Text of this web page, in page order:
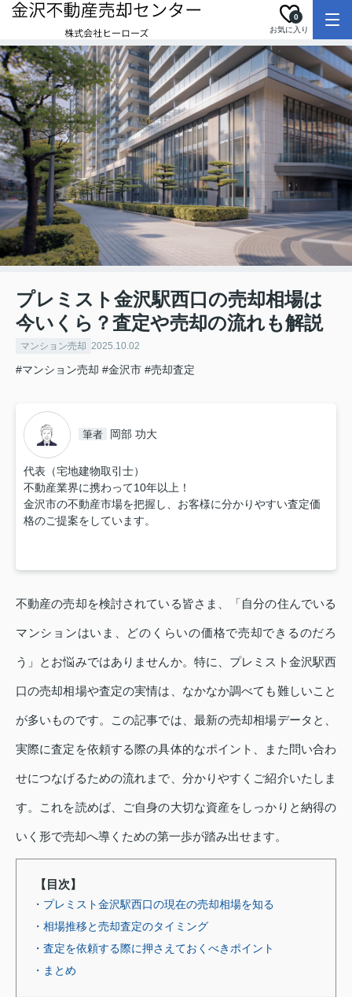
お気に入り
0
プレミスト金沢駅西口の売却相場は
今いくら？査定や売却の流れも解説
マンション売却 2025.10.02
#マンション売却 #金沢市 #売却査定
筆者 岡部 功大
代表（宅地建物取引士）
不動産業界に携わって10年以上！
金沢市の不動産市場を把握し、お客様に分かりやすい査定価
格のご提案をしています。
不動産の売却を検討されている皆さま、「自分の住んでいる
マンションはいま、どのくらいの価格で売却できるのだろ
う」とお悩みではありませんか。特に、プレミスト金沢駅西
口の売却相場や査定の実情は、なかなか調べても難しいこと
が多いものです。この記事では、最新の売却相場データと、
実際に査定を依頼する際の具体的なポイント、また問い合わ
せにつなげるための流れまで、分かりやすくご紹介いたしま
す。これを読めば、ご自身の大切な資産をしっかりと納得の
いく形で売却へ導くための第一歩が踏み出せます。
【目次】
・プレミスト金沢駅西口の現在の売却相場を知る
・相場推移と売却査定のタイミング
・査定を依頼する際に押さえておくべきポイント
・まとめ